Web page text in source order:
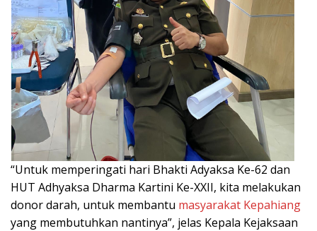
“Untuk memperingati hari Bhakti Adyaksa Ke-62 dan
HUT Adhyaksa Dharma Kartini Ke-XXII, kita melakukan
donor darah, untuk membantu masyarakat Kepahiang
yang membutuhkan nantinya”, jelas Kepala Kejaksaan